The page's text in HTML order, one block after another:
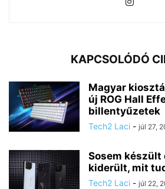
KAPCSOLÓDÓ
Magyar
új ROG Hall
billentyűzetek
Tech2 Laci - júl 27,
Sosem készült
kiderült, mit
Tech2 Laci - júl 22,